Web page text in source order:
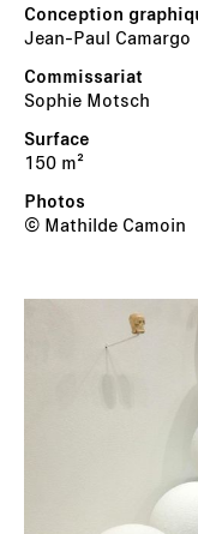
Jean-Paul Camargo
Sophie Motsch
150 m²
© Mathilde Camoin